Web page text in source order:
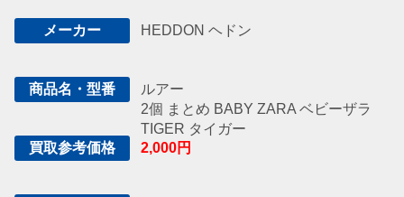
メーカー HEDDON ヘドン
商品名・型番
ルアー
2個 まとめ BABY ZARA ベビーザラ
TIGER タイガー
買取参考価格
2,000円